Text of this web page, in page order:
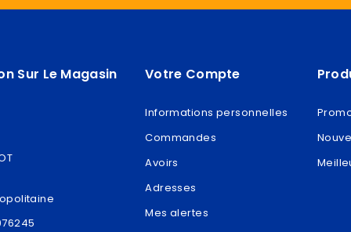
Sur Le Magasin Votre Compte
Informations personnelles
Commandes
Avoirs
Adresses
Mes alertes